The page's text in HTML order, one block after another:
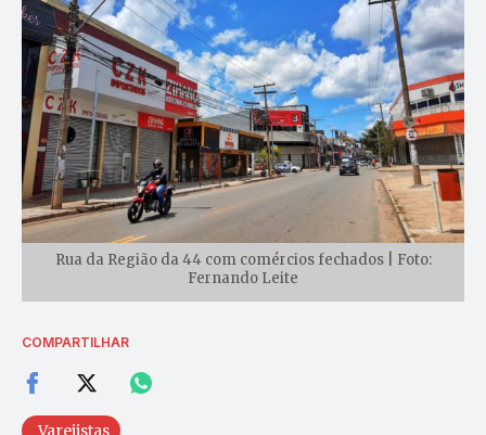
Rua da Região da 44 com comércios fechados | Foto:
Fernando Leite
COMPARTILHAR
Varejistas